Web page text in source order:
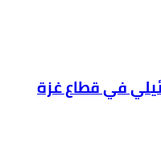
في قطاع غزة